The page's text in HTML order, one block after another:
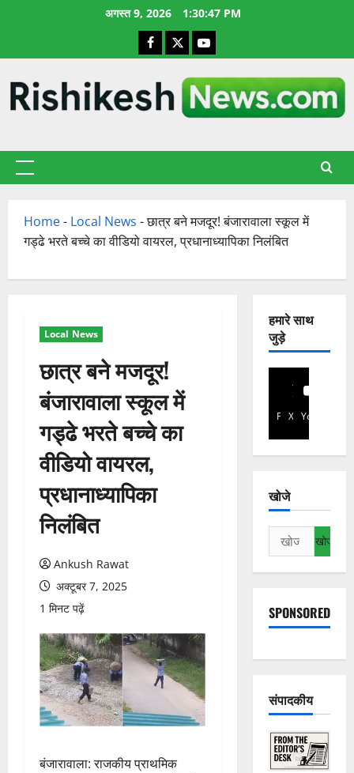
अगस्त 9, 2026 1:30:48 PM
Facebook
X YouTube
प्राथमिक
Home- Local News -छात्र बने मजदूर! बंजारावाला स्कूल में
गड्ढे भरते बच्चे का वीडियो वायरल, प्रधानाध्यापिका निलंबित
Local News
छात्र बने मजदूर!
बंजारावाला स्कूल में
गड्ढे भरते बच्चे का
वीडियो वायरल,
प्रधानाध्यापिका
निलंबित
Ankush Rawat
अक्टूबर 7, 2025
1 मिनट पढ़ें
बंजारावाला: राजकीय प्राथमिक
हमारे साथ
जुड़े
Facebook
X YouTube
खोजे
निम्न
को
खोजें:
SPONSORED
संपादकीय